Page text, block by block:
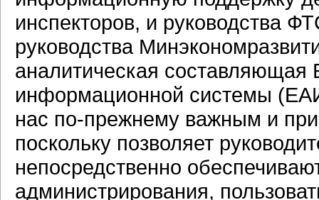
инспекторов, и руководства
руководства
аналитическая составляющая
информационной системы
нас по-прежнему важным и
поскольку позволяет
непосредственно
администрирования,